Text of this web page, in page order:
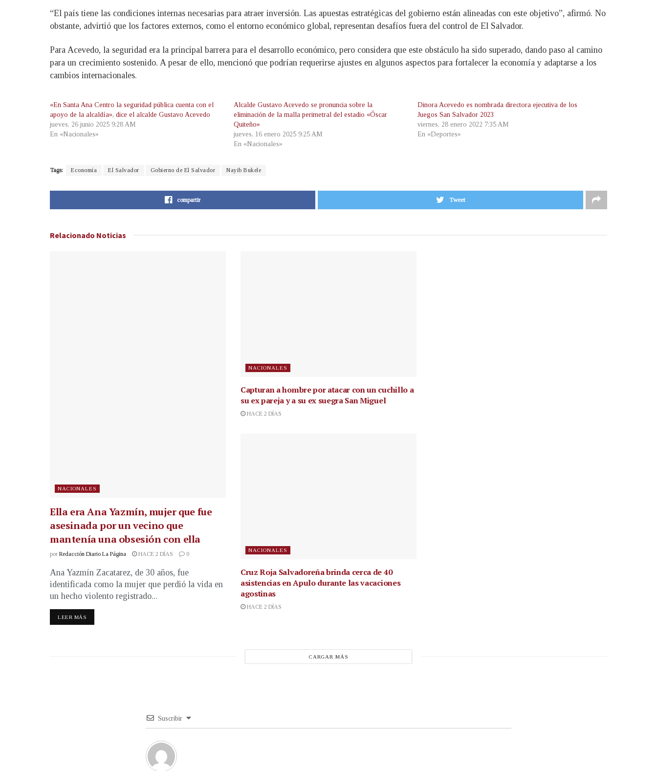
“El país tiene las condiciones internas necesarias para atraer inversión. Las apuestas estratégicas del gobierno están alineadas con este objetivo”, afirmó. No
obstante, advirtió que los factores externos, como el entorno económico global, representan desafíos fuera del control de El Salvador.
Para Acevedo, la seguridad era la principal barrera para el desarrollo económico, pero considera que este obstáculo ha sido superado, dando paso al camino
para un crecimiento sostenido. A pesar de ello, mencionó que podrían requerirse ajustes en algunos aspectos para fortalecer la economía y adaptarse a los
cambios internacionales.
«En Santa Ana Centro la seguridad pública cuenta con el
apoyo de la alcaldía», dice el alcalde Gustavo Acevedo
jueves, 26 junio 2025 9:28 AM
En «Nacionales»
Alcalde Gustavo Acevedo se pronuncia sobre la
eliminación de la malla perimetral del estadio «Óscar
Quiteño»
jueves, 16 enero 2025 9:25 AM
En «Nacionales»
Dinora Acevedo es nombrada directora ejecutiva de los
Juegos San Salvador 2023
viernes, 28 enero 2022 7:35 AM
En «Deportes»
Tags: Economía El Salvador Gobierno de El Salvador Nayib Bukele
compartir Tweet
Relacionado Noticias
NACIONALES
Ella era Ana Yazmín, mujer que fue
asesinada por un vecino que
mantenía una obsesión con ella
por Redacción Diario La Página HACE 2 DÍAS 0
Ana Yazmín Zacatarez, de 30 años, fue
identificada como la mujer que perdió la vida en
un hecho violento registrado...
LEER MÁS
NACIONALES
Capturan a hombre por atacar con un cuchillo a
su ex pareja y a su ex suegra San Miguel
HACE 2 DÍAS
NACIONALES
Cruz Roja Salvadoreña brinda cerca de 40
asistencias en Apulo durante las vacaciones
agostinas
HACE 2 DÍAS
CARGAR MÁS
Suscribir